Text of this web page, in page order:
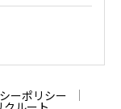
ーポリシー